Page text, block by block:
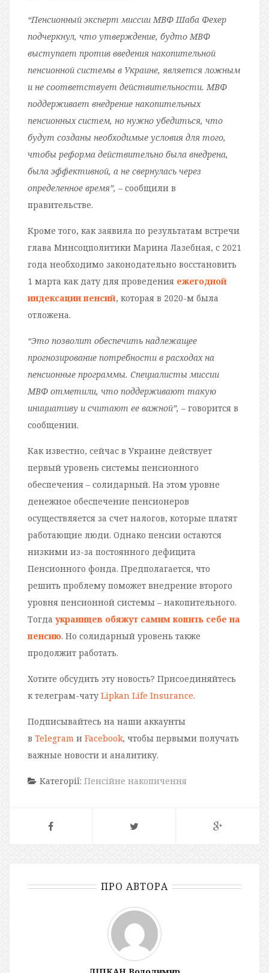
“Пенсионный эксперт миссии МВФ Шаба Фехер
подчеркнул, что утверждение, будто МВФ
выступает против введения накопительной
пенсионной системы в Украине, является ложным
и не соответствует действительности. МВФ
поддерживает внедрение накопительных
пенсионных систем, но нужно убедиться, что
будут созданы необходимые условия для того,
чтобы реформа действительно была внедрена,
была эффективной, а не свернулась через
определенное время”, – сообщили в
правительстве.
Кроме того, как заявила по результатам встречи
глава Минсоцполитики Марина Лазебная, с 2021
года необходимо законодательно восстановить
1 марта как дату для проведения ежегодной
индексации пенсий, которая в 2020-м была
отложена.
“Это позволит обеспечить надлежащее
прогнозирование потребности в расходах на
пенсионные программы. Специалисты миссии
МВФ отметили, что поддерживают такую ​​
инициативу и считают ее важной”, – говорится в
сообщении.
Как известно, сейчас в Украине действует
первый уровень системы пенсионного
обеспечения – солидарный. На этом уровне
денежное обеспечение пенсионеров
осуществляется за счет налогов, которые платят
работающие люди. Однако пенсии остаются
низкими из-за постоянного дефицита
Пенсионного фонда. Предполагается, что
решить проблему поможет внедрение второго
уровня пенсионной системы – накопительного.
Тогда украинцев обяжут самим копить себе на
пенсию. Но солидарный уровень также
продолжит работать.
Хотите обсудить эту новость? Присоединяйтесь
к телеграм-чату Lipkan Life Insurance.
Подписывайтесь на наши аккаунты
в Telegram и Facebook, чтобы первыми получать
важные новости и аналитику.
Категорії: Пенсійне накопичення
ПРО АВТОРА